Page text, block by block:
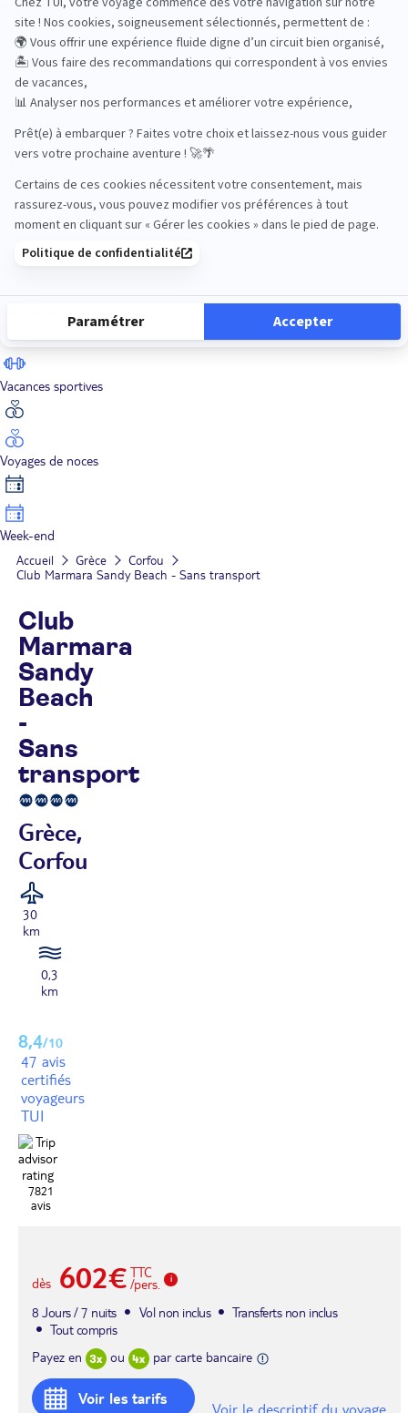
Road Trips
Safari
Sénior
Vacances sportives
Voyages de noces
Week-end
Accueil Grèce
Corfou
Club Marmara Sandy Beach - Sans transport
Club
Marmara
Sandy
Beach
-
Sans
transport
Grèce,
Corfou
30
km
0,3
km
8,4/10
47 avis
certifiés
voyageurs
TUI
7821
avis
dès 602€ TTC
/pers.
8 Jours / 7 nuits
Vol non inclus
Transferts non inclus
Tout compris
Payez en
ou par carte bancaire
Voir les tarifs
Voir le descriptif du voyage